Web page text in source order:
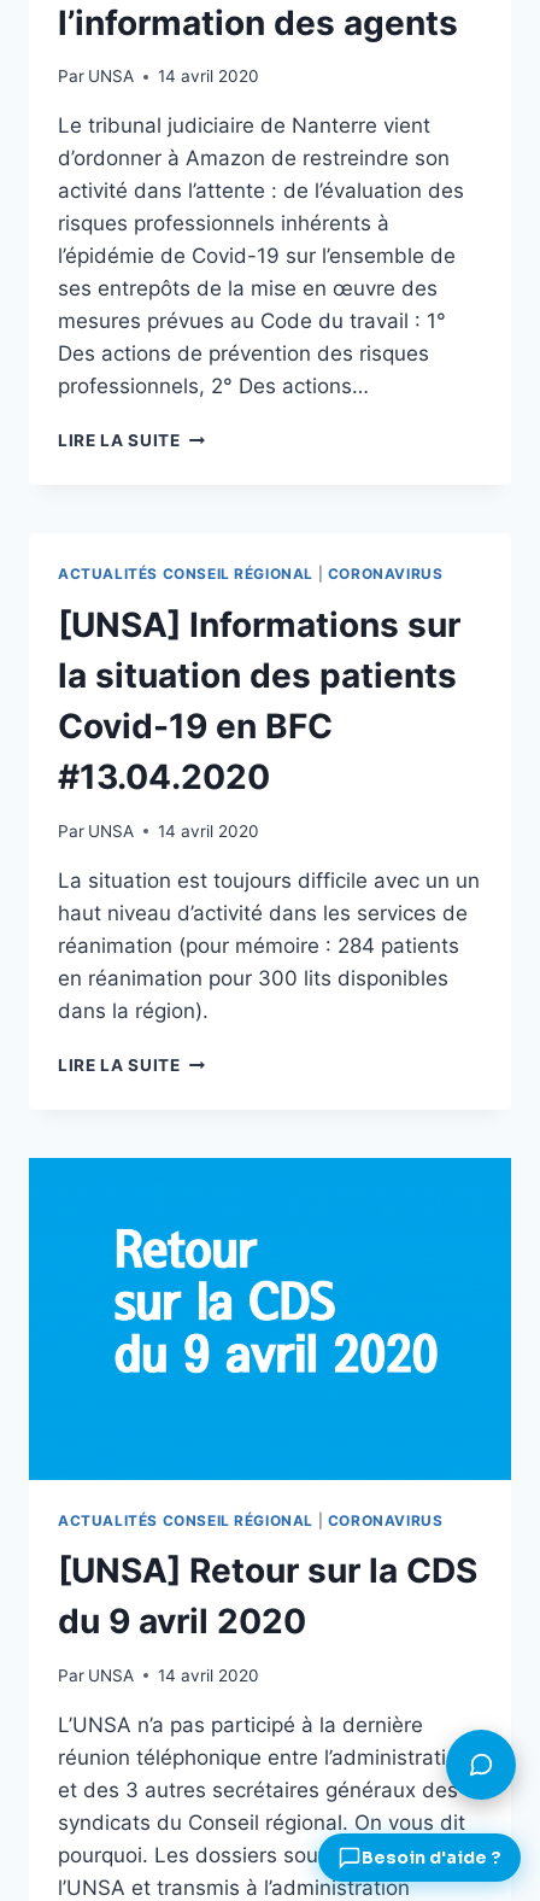
l’information des agents
Par UNSA 14 avril 2020
Le tribunal judiciaire de Nanterre vient
d’ordonner à Amazon de restreindre son
activité dans l’attente : de l’évaluation des
risques professionnels inhérents à
l’épidémie de Covid-19 sur l’ensemble de
ses entrepôts de la mise en œuvre des
mesures prévues au Code du travail : 1°
Des actions de prévention des risques
professionnels, 2° Des actions…
LIRE LA SUITE[UNSA]
JOUR
DU
DUER
ET
LE
RENFORCEMENT
DE
L’INFORMATION
AGENTS
ACTUALITÉS CONSEIL RÉGIONAL CORONAVIRUS
[UNSA] Informations sur
la situation des patients
Covid-19 en BFC
#13.04.2020
Par UNSA 14 avril 2020
La situation est toujours difficile avec un un
haut niveau d’activité dans les services de
réanimation (pour mémoire : 284 patients
en réanimation pour 300 lits disponibles
dans la région).
LIRE LA SUITE[UNSA]
SITUATION
COVID-
19
EN
BFC
#13.04.2020
ACTUALITÉS CONSEIL RÉGIONAL CORONAVIRUS
[UNSA] Retour sur la CDS
du 9 avril 2020
Par UNSA 14 avril 2020
L’UNSA n’a pas participé à la dernière
réunion téléphonique entre l’administration
et des 3 autres secrétaires généraux des
syndicats du Conseil régional. On vous dit
pourquoi. Les dossiers soutenus par
l’UNSA et transmis à l’administration